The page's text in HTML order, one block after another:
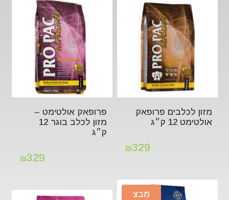
מזון לכלבים פרופאק
אולטימט 12 ק״ג
₪329
פרופאק אולטימט –
מזון לכלב בוגר 12
ק״ג
₪329
מבצ